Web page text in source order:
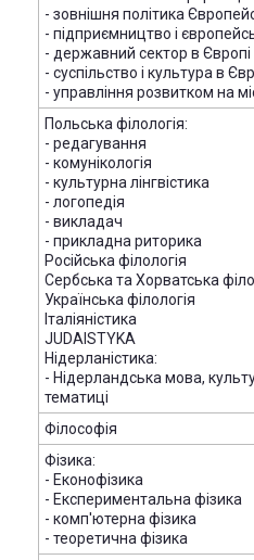
- зовнішня політика
- підприємництво і
- державний сектор в Європі
- суспільство і культура в
- управління розвитком на
Польська філологія:
- редагування
- комунікологія
- культурна лінгвістика
- логопедія
- викладач
- прикладна риторика
Російська філологія
Сербська та Хорватська
Українська філологія
Італіяністика
JUDAISTYKA
Нідерланістика:
- Нідерландська мова,
тематиці
Філософія
Фізика:
- Еконофізика
- Експериментальна фізика
- комп'ютерна фізика
- теоретична фізика